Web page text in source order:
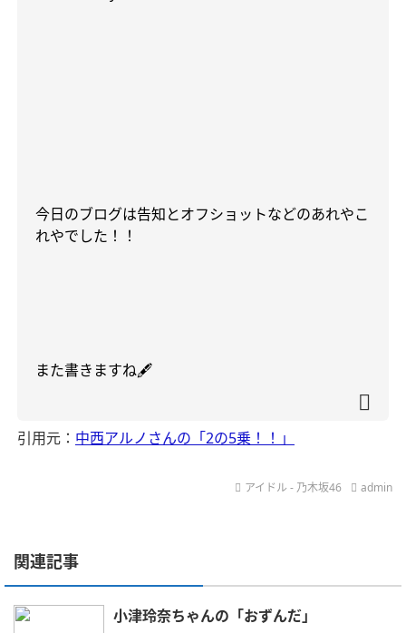
今日のブログは告知とオフショットなどのあれやこ
れやでした！！
また書きますね🖋
引用元： 中西アルノさんの「2の5乗！！」
アイドル - 乃木坂46 admin
関連記事
小津玲奈ちゃんの「おずんだ」